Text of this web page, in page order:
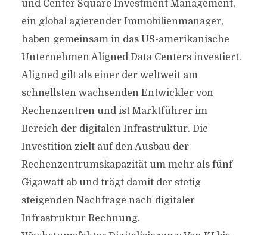
und Center Square Investment Management,
ein global agierender Immobilienmanager,
haben gemeinsam in das US-amerikanische
Unternehmen Aligned Data Centers investiert.
Aligned gilt als einer der weltweit am
schnellsten wachsenden Entwickler von
Rechenzentren und ist Marktführer im
Bereich der digitalen Infrastruktur. Die
Investition zielt auf den Ausbau der
Rechenzentrumskapazität um mehr als fünf
Gigawatt ab und trägt damit der stetig
steigenden Nachfrage nach digitaler
Infrastruktur Rechnung.